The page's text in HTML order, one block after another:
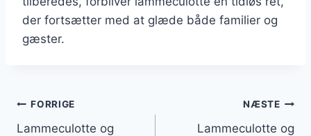
der fortsætter med at glæde både familier og
gæster.
Indlægsnavigation
FORRIGE
Lammeculotte og
NÆSTE
Lammeculotte og